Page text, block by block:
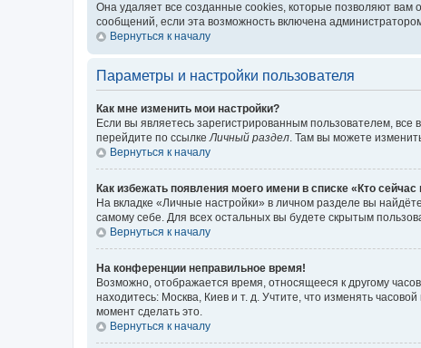
Она удаляет все созданные cookies, которые позволяют вам
сообщений, если эта возможность включена
Вернуться к началу
Параметры и настройки пользователя
Как мне изменить мои настройки?
Если вы являетесь зарегистрированным пользователем,
перейдите по ссылкеЛичный раздел. Там вы можете
Вернуться к началу
Как избежать появления моего имени в списке «Кто
На вкладке «Личные настройки» в личном разделе вы
самому себе. Для всех остальных вы будете скрытым
Вернуться к началу
На конференции неправильное время!
Возможно, отображается время, относящееся к другому
находитесь: Москва, Киев и т. д. Учтите, что изменять
момент сделать это.
Вернуться к началу